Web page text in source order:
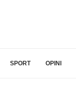
SPORT OPINI